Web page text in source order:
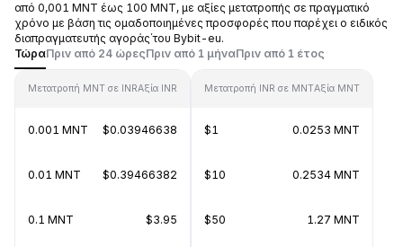
από 0,001 MNT έως 100 MNT, με αξίες μετατροπής σε πραγματικό
χρόνο με βάση τις ομαδοποιημένες προσφορές που παρέχει ο ειδικός
διαπραγματευτής αγοράς΄του Bybit-eu.
ΤώραΠριν από 24 ώρεςΠριν από 1 μήναΠριν από 1 έτος
Μετατροπή MNT σε INRΑξία INR
0.001 MNT $0.03946638
0.01 MNT $0.39466382
0.1 MNT $3.95
Μετατροπή INR σε MNTΑξία MNT
$1 0.0253 MNT
$10 0.2534 MNT
$50 1.27 MNT